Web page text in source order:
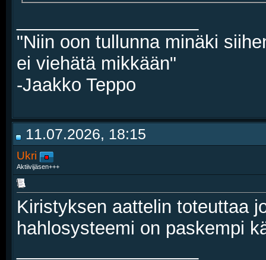
"Niin oon tullunna minäki
ei viehätä mikkään"
-Jaakko Teppo
11.07.2026, 18:15
Ukri
Aktiivijäsen+++
Kiristyksen aattelin toteuttaa
hahlosysteemi on paskempi